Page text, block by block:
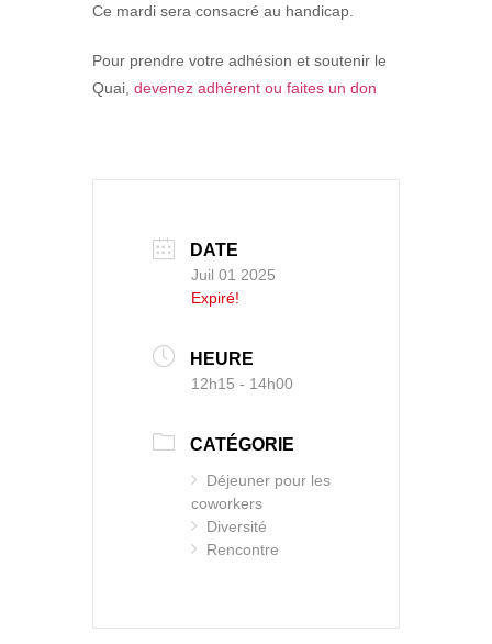
Ce mardi sera consacré au handicap.
Pour prendre votre adhésion et soutenir le
Quai, devenez adhérent ou faites un don
DATE
Juil 01 2025
Expiré!
HEURE
12h15 - 14h00
CATÉGORIE
Déjeuner pour les
coworkers
Diversité
Rencontre